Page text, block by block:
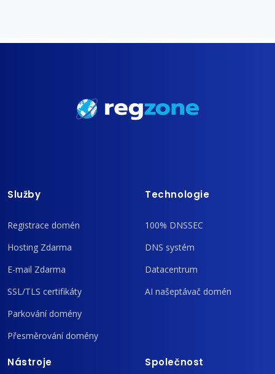
Služby
Registrace domén
Hosting Zdarma
E-mail Zdarma
SSL/TLS certifikáty
Parkování domény
Přesměrování domény
Technologie
100% DNSSEC
DNS systém
Datacentrum
AI našeptávač domén
Nástroje Společnost